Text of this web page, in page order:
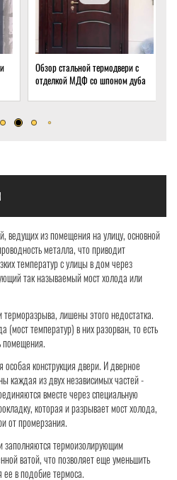
Обзор стальной термодвери с
отделкой МДФ со шпоном дуба
ведущих из помещения на улицу, основной
металла, что приводит
температур с улицы в дом через
так называемый мост холода или
лишены этого недостатка.
(мост температур) в них разорван, то есть
помещения.
особая конструкция двери. И дверное
каждая из двух независимых частей -
вместе через специальную
которая и разрывает мост холода,
от промерзания.
заполняются термоизолирующим
ватой, что позволяет еще уменьшить
в подобие термоса.